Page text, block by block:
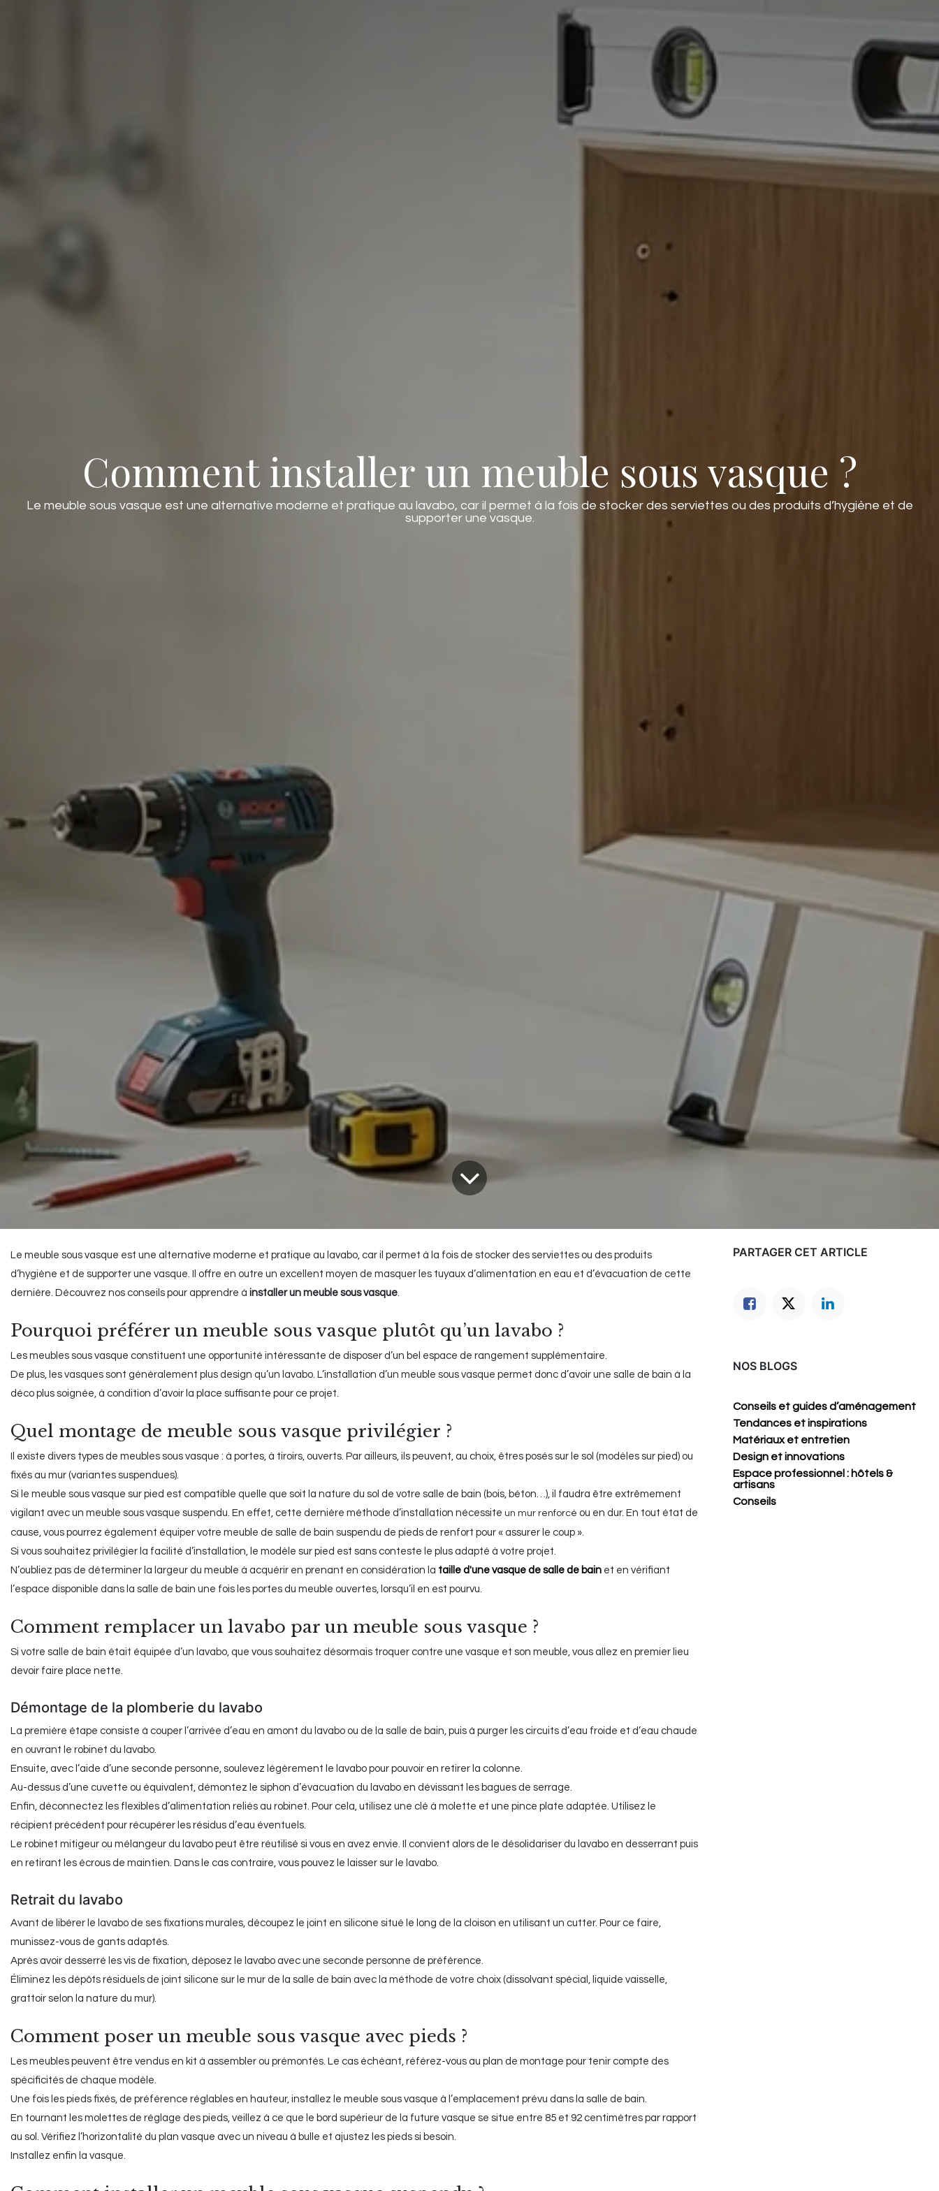
Comment installer un meuble sous vasque ?
Le meuble sous vasque est une alternative moderne et pratique au lavabo, car il permet à la fois de stocker des serviettes ou des produits d’hygiène et de
supporter une vasque.
Le meuble sous vasque est une alternative moderne et pratique au lavabo, car il permet à la fois de stocker des serviettes ou des produits
d’hygiène et de supporter une vasque. Il offre en outre un excellent moyen de masquer les tuyaux d’alimentation en eau et d’évacuation de cette
dernière. Découvrez nos conseils pour apprendre à installer un meuble sous vasque
Pourquoi préférer un meuble sous vasque plutôt qu’un lavabo ?
Les meubles sous vasque constituent une opportunité intéressante de disposer d’un bel espace de rangement supplémentaire.
De plus, les vasques sont généralement plus design qu’un lavabo. L’installation d’un meuble sous vasque permet donc d’avoir une salle de bain à la
déco plus soignée, à condition d’avoir la place suffisante pour ce projet.
Quel montage de meuble sous vasque privilégier ?
Il existe divers types de meubles sous vasque : à portes, à tiroirs, ouverts. Par ailleurs, ils peuvent, au choix, êtres posés sur le sol (modèles sur pied) ou
fixés au mur (variantes suspendues).
Si le meuble sous vasque sur pied est compatible quelle que soit la nature du sol de votre salle de bain (bois, béton…), il faudra être extrêmement
vigilant avec un meuble sous vasque suspendu. En effet, cette dernière méthode d’installation nécessite un mur renforcé ou en dur. En tout état de
cause, vous pourrez également équiper votre meuble de salle de bain suspendu de pieds de renfort pour « assurer le coup ».
Si vous souhaitez privilégier la facilité d’installation, le modèle sur pied est sans conteste le plus adapté à votre projet.
N’oubliez pas de déterminer la largeur du meuble à acquérir en prenant en considération la taille d'une vasque de salle de bain et en vérifiant
l’espace disponible dans la salle de bain une fois les portes du meuble ouvertes, lorsqu’il en est pourvu.
Comment remplacer un lavabo par un meuble sous vasque ?
Si votre salle de bain était équipée d’un lavabo, que vous souhaitez désormais troquer contre une vasque et son meuble, vous allez en premier lieu
devoir faire place nette.
Démontage de la plomberie du lavabo
La première étape consiste à couper l’arrivée d’eau en amont du lavabo ou de la salle de bain, puis à purger les circuits d’eau froide et d’eau chaude
en ouvrant le robinet du lavabo.
Ensuite, avec l’aide d’une seconde personne, soulevez légèrement le lavabo pour pouvoir en retirer la colonne.
Au-dessus d’une cuvette ou équivalent, démontez le siphon d’évacuation du lavabo en dévissant les bagues de serrage.
Enfin, déconnectez les flexibles d’alimentation reliés au robinet. Pour cela, utilisez une clé à molette et une pince plate adaptée. Utilisez le
récipient précédent pour récupérer les résidus d’eau éventuels.
Le robinet mitigeur ou mélangeur du lavabo peut être réutilisé si vous en avez envie. Il convient alors de le désolidariser du lavabo en desserrant puis
en retirant les écrous de maintien. Dans le cas contraire, vous pouvez le laisser sur le lavabo.
Retrait du lavabo
Avant de libérer le lavabo de ses fixations murales, découpez le joint en silicone situé le long de la cloison en utilisant un cutter. Pour ce faire,
munissez-vous de gants adaptés.
Après avoir desserré les vis de fixation, déposez le lavabo avec une seconde personne de préférence.
Éliminez les dépôts résiduels de joint silicone sur le mur de la salle de bain avec la méthode de votre choix (dissolvant spécial, liquide vaisselle,
grattoir selon la nature du mur).
Comment poser un meuble sous vasque avec pieds ?
Les meubles peuvent être vendus en kit à assembler ou prémontés. Le cas échéant, référez-vous au plan de montage pour tenir compte des
spécificités de chaque modèle.
Une fois les pieds fixés, de préférence réglables en hauteur, installez le meuble sous vasque à l’emplacement prévu dans la salle de bain.
En tournant les molettes de réglage des pieds, veillez à ce que le bord supérieur de la future vasque se situe entre 85 et 92 centimètres par rapport
au sol. Vérifiez l’horizontalité du plan vasque avec un niveau à bulle et ajustez les pieds si besoin.
Installez enfin la vasque.
PARTAGER CET ARTICLE
NOS BLOGS
Conseils et guides d’aménagement
Tendances et inspirations
Matériaux et entretien
Design et innovations
Espace professionnel : hôtels &
artisans
Conseils